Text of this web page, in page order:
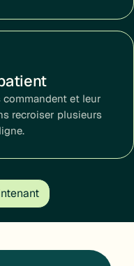
et leur
recroiser plusieurs